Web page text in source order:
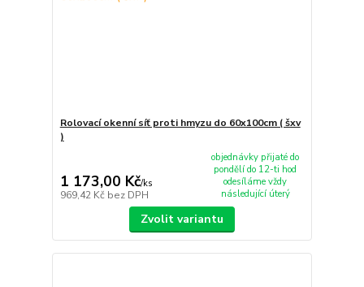
Rolovací okenní síť proti hmyzu do 60x100cm ( šxv
)
1 173,00 Kč/ks
969,42 Kč bez DPH
objednávky přijaté do
pondělí do 12-ti hod
odesíláme vždy
následující úterý
Zvolit variantu